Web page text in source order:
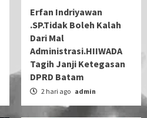
Erfan Indriyawan
.SP.Tidak Boleh Kalah
Dari Mal
Administrasi.HIIWADA
Tagih Janji Ketegasan
DPRD Batam
2 hari ago admin